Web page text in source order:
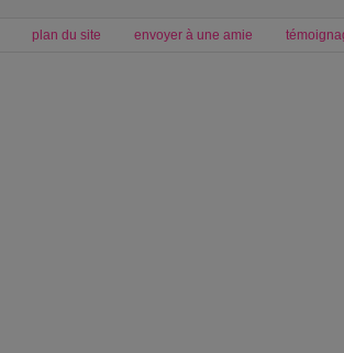
plan du site envoyer à une amie